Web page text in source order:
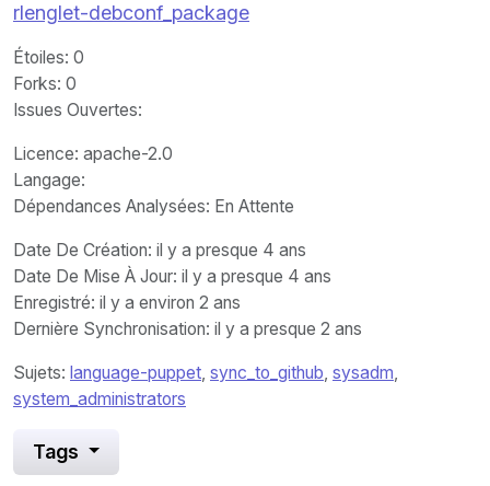
rlenglet-debconf_package
Étoiles: 0
Forks: 0
Issues Ouvertes:
Licence: apache-2.0
Langage:
Dépendances Analysées: En Attente
Date De Création: il y a presque 4 ans
Date De Mise À Jour: il y a presque 4 ans
Enregistré: il y a environ 2 ans
Dernière Synchronisation: il y a presque 2 ans
Sujets: language-puppet, sync_to_github, sysadm,
system_administrators
Tags